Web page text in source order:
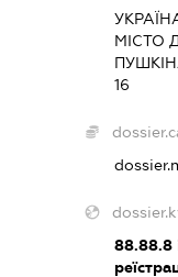
МІСТО
16
88.88.8